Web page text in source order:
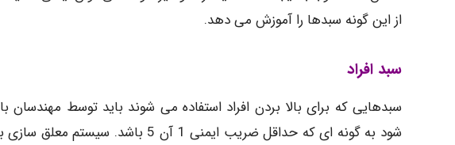
از این گونه سبدها را آموزش می دهد.
سبد افراد
سبدهایی که برای بالا بردن افراد استفاده می شوند باید توسط
شود به گونه ای که حداقل ضریب ایمنی